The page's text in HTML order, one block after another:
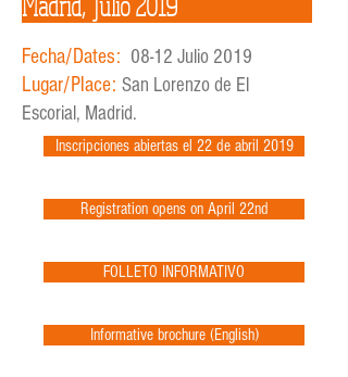
Fecha/Dates: 08-12 Julio 2019
Lugar/Place: San Lorenzo de El
Escorial, Madrid.
Inscripciones abiertas el 22 de abril 2019
Registration opens on April 22nd
FOLLETO INFORMATIVO
Informative brochure (English)